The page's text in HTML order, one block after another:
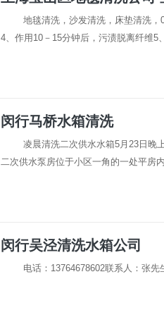
地毯清洗，沙发清洗，床垫清洗
4、作用10－15分钟后，污渍脱离纤维
闵行马桥水箱清洗
凌晨清洗二次供水水箱5月23日晚
二次供水泵房位于小区一角的一处平房
闵行吴泾清洗水箱公司
电话：13764678602联系人：张先